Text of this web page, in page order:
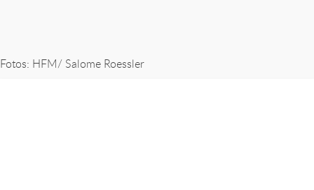
Fotos: HFM/ Salome Roessler